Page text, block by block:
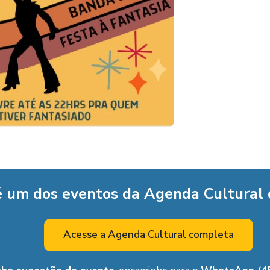
um dos eventos da Agenda Cultural
Acesse a Agenda Cultural completa